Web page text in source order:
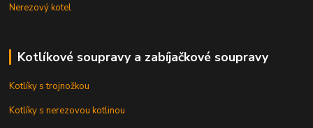
Nerezový kotel
Kotlíkové soupravy a zabíjačkové soupravy
Kotlíky s trojnožkou
Kotlíky s nerezovou kotlinou